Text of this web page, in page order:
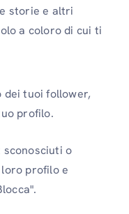
storie e altri
a coloro di cui ti
dei tuoi follower,
profilo.
o
profilo e